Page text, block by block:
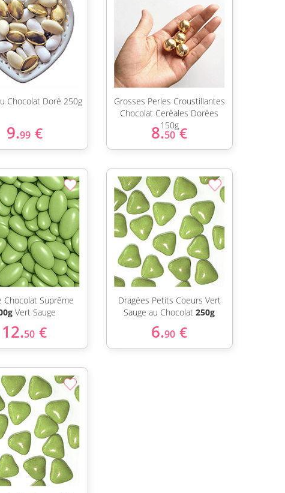
Chocolat Doré 250g
9.99 €
Grosses Perles Croustillantes
Chocolat Ceréales Dorées
150g
8.50 €
Chocolat Suprême
Vert Sauge
12.50 €
Dragées Petits Coeurs Vert
Sauge au Chocolat250g
6.90 €